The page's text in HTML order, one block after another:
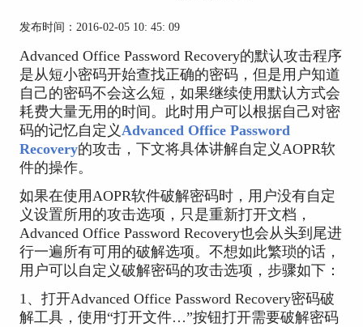
发布时间：2016-02-05 10: 45: 09
Advanced Office Password Recovery的默认攻击程序
是从短小密码开始查找正确的密码，但是用户知道
自己的密码不会这么短，如果继续使用默认方式会
耗费大量无用的时间。此时用户可以根据自己对密
码的记忆自定义Advanced Office Password
Recovery的攻击，下文将具体讲解自定义AOPR软
件的操作。
如果在使用AOPR软件破解密码时，用户没有自定
义设置所用的攻击选项，只是重新打开文档，
Advanced Office Password Recovery也会从头到尾进
行一遍所有可用的破解选项。不想如此繁琐的话，
用户可以自定义破解密码的攻击选项，步骤如下：
1、打开Advanced Office Password Recovery密码破
解工具，使用“打开文件…”按钮打开需要破解密码